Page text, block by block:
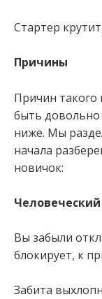
Стартер
Причины
Причин
быть
ниже. Мы
начала
новичок:
Вы забыли
блокирует, к
Забита